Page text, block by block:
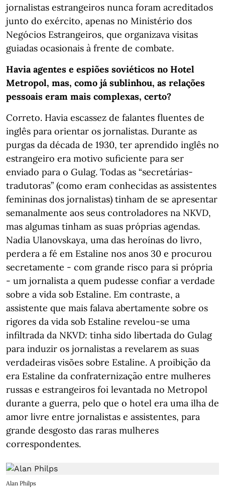
jornalistas estrangeiros nunca foram acreditados
junto do exército, apenas no Ministério dos
Negócios Estrangeiros, que organizava visitas
guiadas ocasionais à frente de combate.
Havia agentes e espiões soviéticos no Hotel
Metropol, mas, como já sublinhou, as relações
pessoais eram mais complexas, certo?
Correto. Havia escassez de falantes fluentes de
inglês para orientar os jornalistas. Durante as
purgas da década de 1930, ter aprendido inglês no
estrangeiro era motivo suficiente para ser
enviado para o Gulag. Todas as “secretárias-
tradutoras” (como eram conhecidas as assistentes
femininas dos jornalistas) tinham de se apresentar
semanalmente aos seus controladores na NKVD,
mas algumas tinham as suas próprias agendas.
Nadia Ulanovskaya, uma das heroínas do livro,
perdera a fé em Estaline nos anos 30 e procurou
secretamente - com grande risco para si própria
- um jornalista a quem pudesse confiar a verdade
sobre a vida sob Estaline. Em contraste, a
assistente que mais falava abertamente sobre os
rigores da vida sob Estaline revelou-se uma
infiltrada da NKVD: tinha sido libertada do Gulag
para induzir os jornalistas a revelarem as suas
verdadeiras visões sobre Estaline. A proibição da
era Estaline da confraternização entre mulheres
russas e estrangeiros foi levantada no Metropol
durante a guerra, pelo que o hotel era uma ilha de
amor livre entre jornalistas e assistentes, para
grande desgosto das raras mulheres
correspondentes.
Alan Philps